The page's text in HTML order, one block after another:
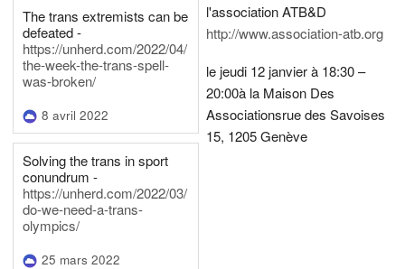
The trans extremists can be
defeated -
https://unherd.com/2022/04/
the-week-the-trans-spell-
was-broken/
8 avril 2022
Solving the trans in sport
conundrum -
https://unherd.com/2022/03/
do-we-need-a-trans-
olympics/
25 mars 2022
l'association ATB&D
http://www.association-atb.org
le jeudi 12 janvier à 18:30 –
20:00à la Maison Des
Associationsrue des Savoises
15, 1205 Genève